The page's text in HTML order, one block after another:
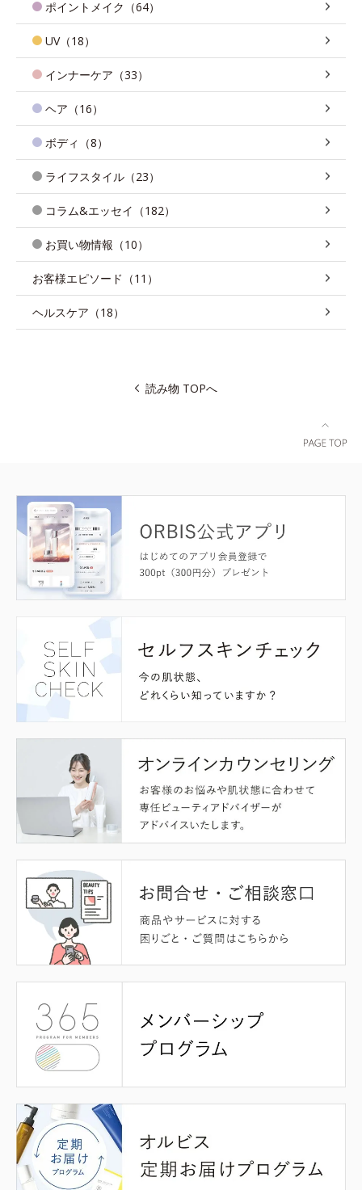
ポイントメイク（64）
UV（18）
インナーケア（33）
ヘア（16）
ボディ（8）
ライフスタイル（23）
コラム&エッセイ（182）
お買い物情報（10）
お客様エピソード（11）
ヘルスケア（18）
読み物 TOPへ